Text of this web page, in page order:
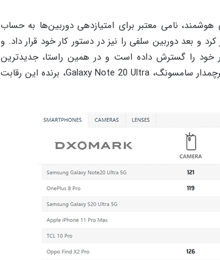
نامی معتبر برای امتیازدهی دوربین‌ها به حساب
و بعد دوربین سلفی را نیز در دستور کار خود قرار داد. و
خود را گسترش داده است و در همین راستا، جدیدترین
رده‌بندی کیفی نمایشگرها را رسما اعلام کرده است. آخرین پرچمدار سامسونگ، Galaxy Note 20 Ultra، برنده این رقابت